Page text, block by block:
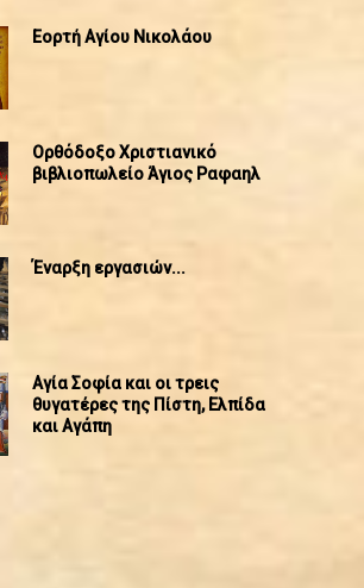
Εορτή Αγίου Νικολάου
Ορθόδοξο Χριστιανικό
βιβλιοπωλείο Άγιος Ραφαηλ
Έναρξη εργασιών...
Αγία Σοφία και οι τρεις
θυγατέρες της Πίστη, Ελπίδα
και Αγάπη